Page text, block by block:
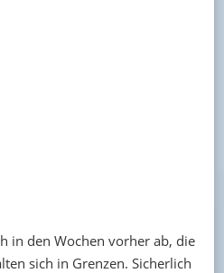
in den Wochen vorher ab, die
sich in Grenzen. Sicherlich